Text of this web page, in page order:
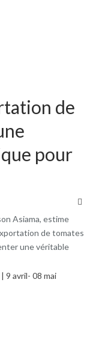
de
pour
Asiama, estime
de tomates
une véritable